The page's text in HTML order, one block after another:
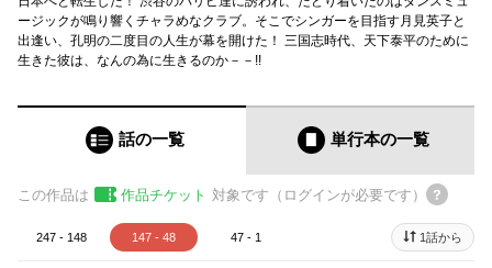
ージックが鳴り響くチャラめなクラブ。そこでシンガーを目指す月見英子と
出逢い、孔明の二度目の人生が幕を開けた！ 三国志時代、天下泰平のために
生きた彼は、なんの為に生きるのか－－!!
話の一覧 単行本の一覧
この作品は 作品チケット 対象です（ログインが必要です）
247 - 148 147 - 48 47 - 1 1話から